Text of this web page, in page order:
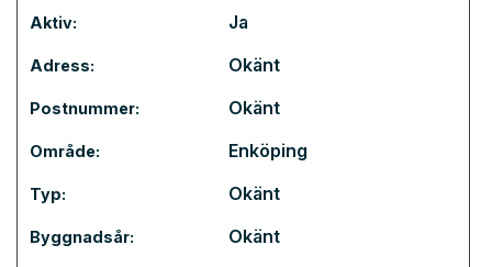
Aktiv: Ja
Adress: Okänt
Postnummer: Okänt
Område: Enköping
Typ: Okänt
Byggnadsår: Okänt